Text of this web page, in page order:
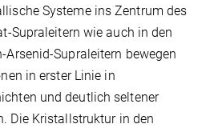
Systeme ins Zentrum des
Supraleitern wie auch in den
Arsenid-Supraleitern bewegen
in erster Linie in
und deutlich seltener
Die Kristallstruktur in den